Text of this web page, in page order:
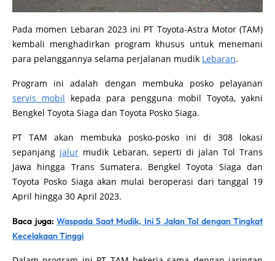
Pada momen Lebaran 2023 ini PT Toyota-Astra Motor (TAM)
kembali menghadirkan program khusus untuk menemani
para pelanggannya selama perjalanan mudik Lebaran.
Program ini adalah dengan membuka posko pelayanan
servis mobil kepada para pengguna mobil Toyota, yakni
Bengkel Toyota Siaga dan Toyota Posko Siaga.
PT TAM akan membuka posko-posko ini di 308 lokasi
sepanjang jalur mudik Lebaran, seperti di jalan Tol Trans
Jawa hingga Trans Sumatera. Bengkel Toyota Siaga dan
Toyota Posko Siaga akan mulai beroperasi dari tanggal 19
April hingga 30 April 2023.
Baca juga: Waspada Saat Mudik, Ini 5 Jalan Tol dengan Tingkat
Kecelakaan Tinggi